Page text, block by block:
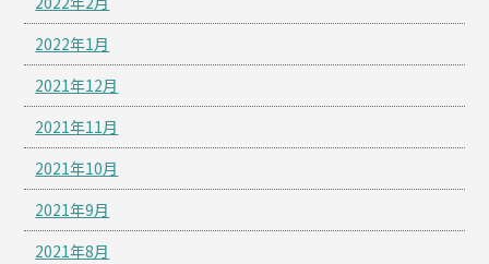
2022年1月
2021年12月
2021年11月
2021年10月
2021年9月
2021年8月